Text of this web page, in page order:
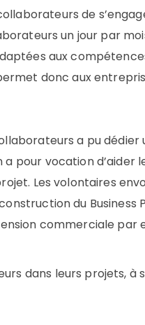
de
un jour par
aux
donc aux
a pu dédier
pour vocation d’aider
Les volontaires
du Business
commerciale par
dans leurs projets, à